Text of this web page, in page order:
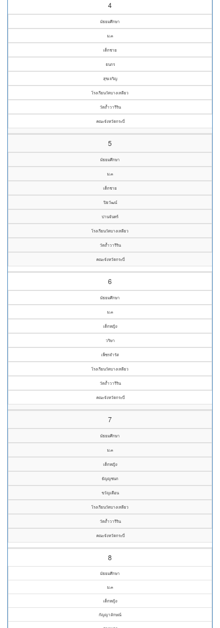
4
มัธยมศึกษา
ม.๓
เด็กชาย
ธนกร
สุขเจริญ
โรงเรียนวัดบางเหลียว
วัดถ้ำวารีริน
คณะจังหวัดกระบี่
5
มัธยมศึกษา
ม.๓
เด็กชาย
ปิยวัฒน์
ปานจันทร์
โรงเรียนวัดบางเหลียว
วัดถ้ำวารีริน
คณะจังหวัดกระบี่
6
มัธยมศึกษา
ม.๓
เด็กหญิง
วริษา
เพ็ชรจำรัส
โรงเรียนวัดบางเหลียว
วัดถ้ำวารีริน
คณะจังหวัดกระบี่
7
มัธยมศึกษา
ม.๓
เด็กหญิง
ธัญญชนก
ขวัญเดือน
โรงเรียนวัดบางเหลียว
วัดถ้ำวารีริน
คณะจังหวัดกระบี่
8
มัธยมศึกษา
ม.๓
เด็กหญิง
กัญญาลักษณ์